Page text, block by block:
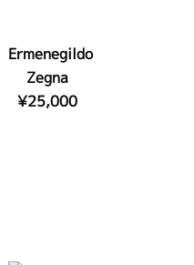
Ermenegildo
Zegna
¥25,000